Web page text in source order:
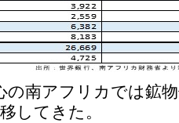
南アフリカでは鉱
してきた。